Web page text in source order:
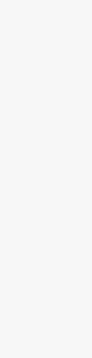
zebrane
przetwarzanie
odbywa się
a w
są przez
projektu do
art. 17
jest podstawą
z przepisów prawa;
pozwalający